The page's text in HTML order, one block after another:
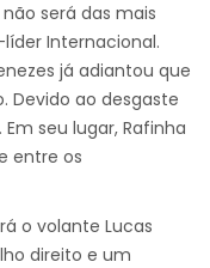
será das mais
Internacional.
já adiantou que
Devido ao desgaste
seu lugar, Rafinha
entre os
o volante Lucas
direito e um